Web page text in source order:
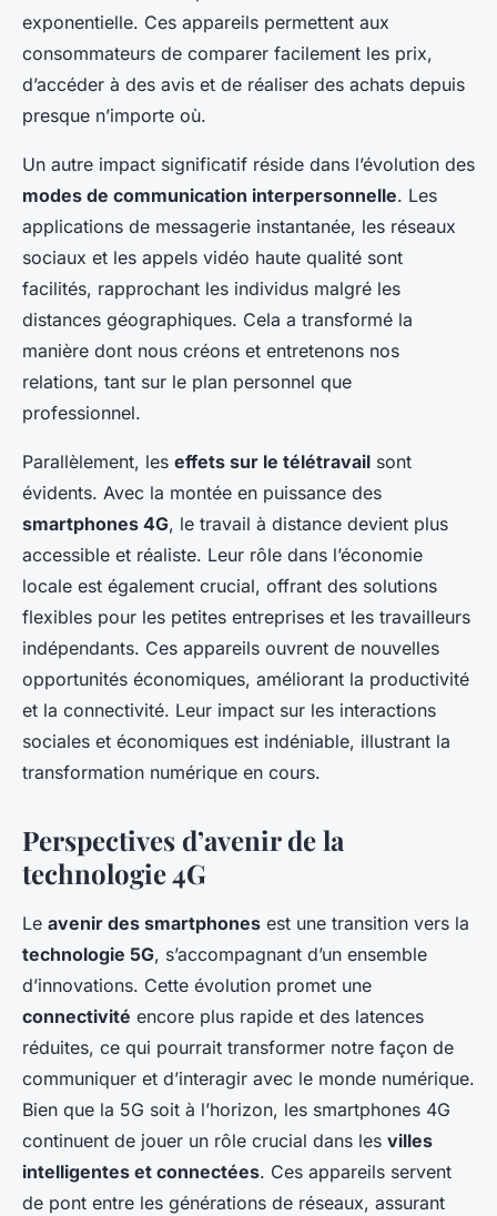
exponentielle. Ces appareils permettent aux
consommateurs de comparer facilement les prix,
d’accéder à des avis et de réaliser des achats depuis
presque n’importe où.
Un autre impact significatif réside dans l’évolution des
modes de communication interpersonnelle. Les
applications de messagerie instantanée, les réseaux
sociaux et les appels vidéo haute qualité sont
facilités, rapprochant les individus malgré les
distances géographiques. Cela a transformé la
manière dont nous créons et entretenons nos
relations, tant sur le plan personnel que
professionnel.
Parallèlement, les effets sur le télétravail sont
évidents. Avec la montée en puissance des
smartphones 4G, le travail à distance devient plus
accessible et réaliste. Leur rôle dans l’économie
locale est également crucial, offrant des solutions
flexibles pour les petites entreprises et les travailleurs
indépendants. Ces appareils ouvrent de nouvelles
opportunités économiques, améliorant la productivité
et la connectivité. Leur impact sur les interactions
sociales et économiques est indéniable, illustrant la
transformation numérique en cours.
Perspectives d’avenir de la
technologie 4G
Le avenir des smartphones est une transition vers la
technologie 5G, s’accompagnant d’un ensemble
d’innovations. Cette évolution promet une
connectivité encore plus rapide et des latences
réduites, ce qui pourrait transformer notre façon de
communiquer et d’interagir avec le monde numérique.
Bien que la 5G soit à l’horizon, les smartphones 4G
continuent de jouer un rôle crucial dans les villes
intelligentes et connectées. Ces appareils servent
de pont entre les générations de réseaux, assurant